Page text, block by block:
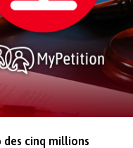
des cinq millions